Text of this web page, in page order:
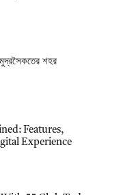
শহর
Features,
Experience